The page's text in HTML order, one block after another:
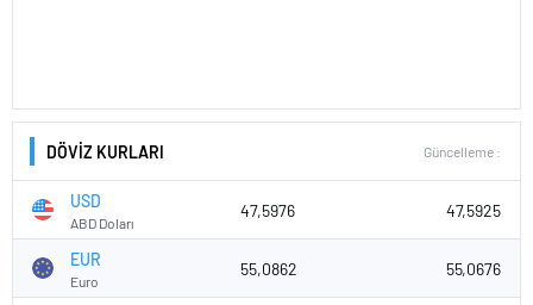
DÖVİZ KURLARI Güncelleme :
USD
ABD Doları
47,5976 47,5925
EUR
Euro
55,0862 55,0676